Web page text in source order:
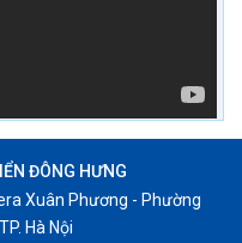
ĐÔNG HƯNG
Xuân Phương - Phường
Hà Nội